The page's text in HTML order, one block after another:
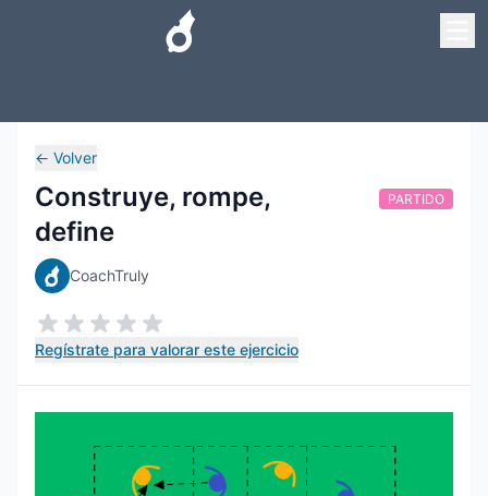
← Volver
Construye, rompe,
define
CoachTruly
Regístrate para valorar este ejercicio
PARTIDO